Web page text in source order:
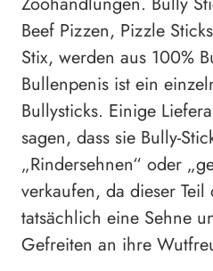
Beef Pizzen, Pizzle
Stix, werden aus 100%
Bullenpenis ist ein
Bullysticks. Einige
sagen, dass sie Bully-
„Rindersehnen“ oder
verkaufen, da dieser
tatsächlich eine Sehne
Gefreiten an ihre